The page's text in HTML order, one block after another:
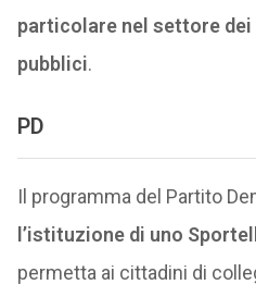
particolare nel settore
pubblici.
PD
Il programma del Partito
l’istituzione di uno
permetta ai cittadini di